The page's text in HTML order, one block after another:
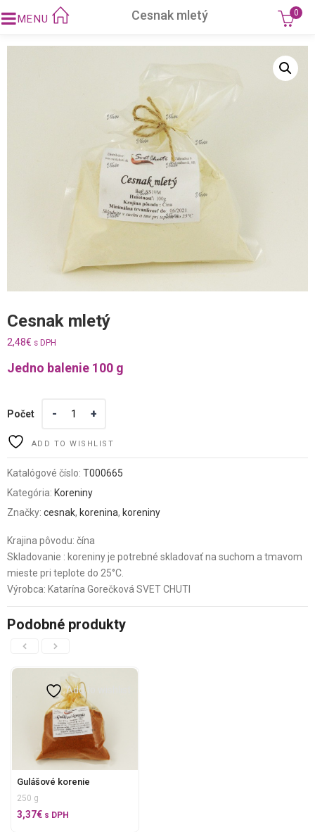
Cesnak mletý 0
Cesnak mletý
2,48€ s DPH
Jedno balenie 100 g
Počet
ADD TO WISHLIST
Katalógové číslo: T000665
Kategória: Koreniny
Značky: cesnak, korenina, koreniny
Krajina pôvodu: čína
Skladovanie : koreniny je potrebné skladovať na suchom a tmavom
mieste pri teplote do 25°C.
Výrobca: Katarína Gorečková SVET CHUTI
Podobné produkty
Add to wishlist
Gulášové korenie
250 g
3,37€ s DPH